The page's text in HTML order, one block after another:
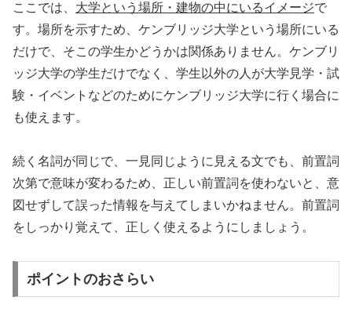
ここでは、 大学という場所・建物の中にいるイメージで
す。場所を示すため、ケンブリッジ大学という場所にいる
だけで、そこの学生かどうかは関係ありません。ケンブリ
ッジ大学の学生だけでなく、学生以外の人が大学見学・試
験・イベントなどのためにケンブリッジ大学に行く場合に
も使えます。
続く名詞が同じで、一見同じように見える文でも、前置詞
次第で意味が変わるため、正しい前置詞を使わないと、意
図せずして誤った情報を与えてしまいかねません。前置詞
をしっかり覚えて、正しく使えるようにしましょう。
ポイントのおさらい